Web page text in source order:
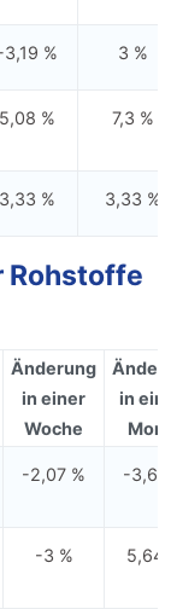
3,19 % 3 %
5,08 % 7,3 %
3,33 % 3,33 %
Rohstoffe
Änderung
in einer
Woche
in
-2,07 % -3,67
-3 % 5,64